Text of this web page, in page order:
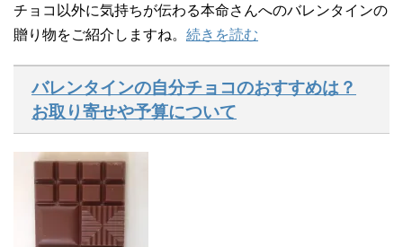
チョコ以外に気持ちが伝わる本命さんへのバレンタインの
贈り物をご紹介しますね。 続きを読む
バレンタインの自分チョコのおすすめは？
お取り寄せや予算について